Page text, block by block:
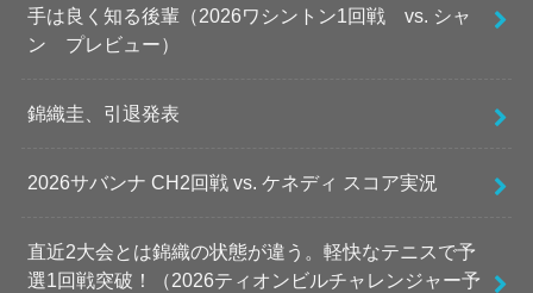
手は良く知る後輩（2026ワシントン1回戦 vs. シャ
ン プレビュー）
錦織圭、引退発表
2026サバンナ CH2回戦 vs. ケネディ スコア実況
直近2大会とは錦織の状態が違う。軽快なテニスで予
選1回戦突破！（2026ティオンビルチャレンジャー予